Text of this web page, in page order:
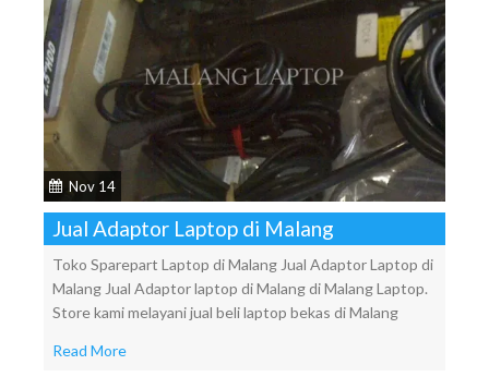
Nov 14
Jual Adaptor Laptop di Malang
Toko Sparepart Laptop di Malang Jual Adaptor Laptop di
Malang Jual Adaptor laptop di Malang di Malang Laptop.
Store kami melayani jual beli laptop bekas di Malang
Read More